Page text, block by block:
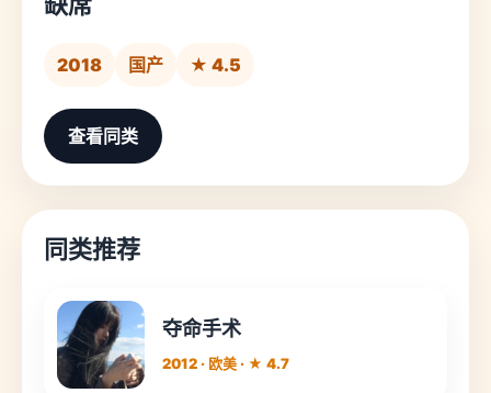
2018 国产 ★ 4.5
查看同类
同类推荐
夺命手术
2012 · 欧美 · ★ 4.7